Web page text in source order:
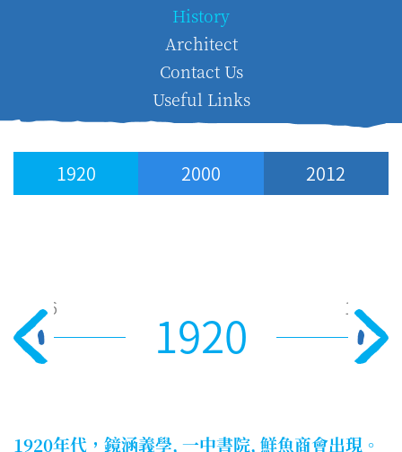
History
Architect
Contact Us
Useful Links
1920 2000
2012
1886 1920 1926
1920年代，鏡涵義學, 一中書院, 鮮魚商會出現。